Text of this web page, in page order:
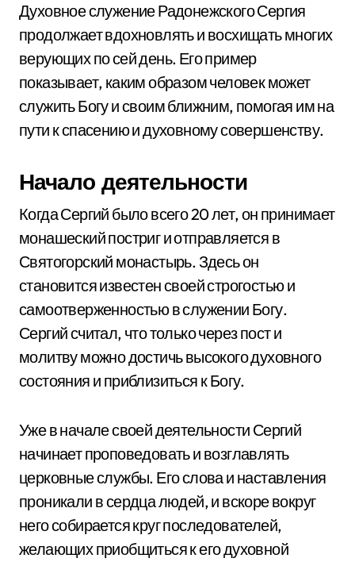
Духовное служение Радонежского Сергия
продолжает вдохновлять и восхищать многих
верующих по сей день. Его пример
показывает, каким образом человек может
служить Богу и своим ближним, помогая им на
пути к спасению и духовному совершенству.
Начало деятельности
Когда Сергий было всего 20 лет, он принимает
монашеский постриг и отправляется в
Святогорский монастырь. Здесь он
становится известен своей строгостью и
самоотверженностью в служении Богу.
Сергий считал, что только через пост и
молитву можно достичь высокого духовного
состояния и приблизиться к Богу.
Уже в начале своей деятельности Сергий
начинает проповедовать и возглавлять
церковные службы. Его слова и наставления
проникали в сердца людей, и вскоре вокруг
него собирается круг последователей,
желающих приобщиться к его духовной